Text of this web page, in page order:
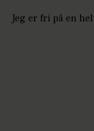
Jeg er fri på en